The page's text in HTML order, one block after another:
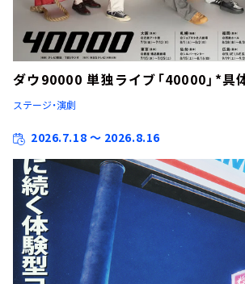
ダウ90000 単独ライブ「40000」*具
ステージ・演劇
2026.7.18 ～ 2026.8.16